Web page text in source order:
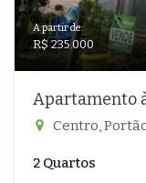
A partir de:
R$ 235.000
Apartamento
Centro,
2 Quartos